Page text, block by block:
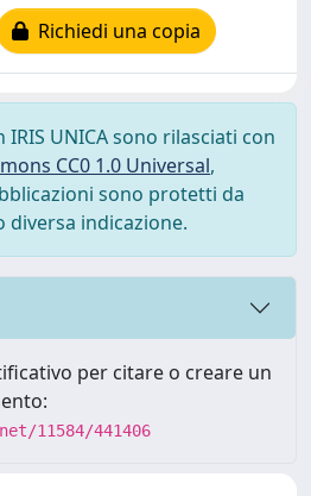
Richiedi una copia
UNICA sono rilasciati con
CC0 1.0 Universal,
sono protetti da
indicazione.
per citare o creare un
11584/441406